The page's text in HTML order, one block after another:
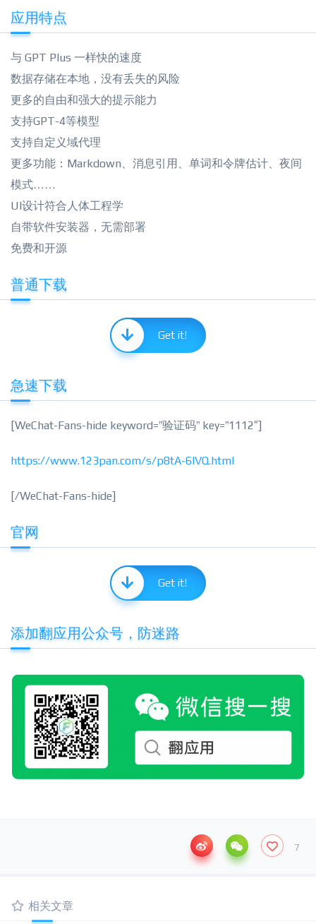
应用特点
与 GPT Plus 一样快的速度
数据存储在本地，没有丢失的风险
更多的自由和强大的提示能力
支持GPT-4等模型
支持自定义域代理
更多功能：Markdown、消息引用、单词和令牌估计、夜间
模式……
UI设计符合人体工程学
自带软件安装器，无需部署
免费和开源
普通下载
Get it!
急速下载
[WeChat-Fans-hide keyword=”验证码” key=”1112″]
https://www.123pan.com/s/p8tA-6lVQ.html
[/WeChat-Fans-hide]
官网
Get it!
添加翻应用公众号，防迷路
7
相关文章